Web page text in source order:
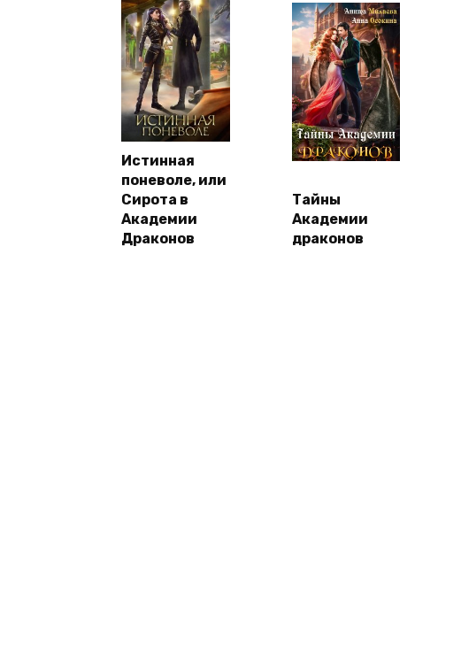
Истинная
поневоле, или
Сирота в
Академии
Драконов
Тайны
Академии
драконов